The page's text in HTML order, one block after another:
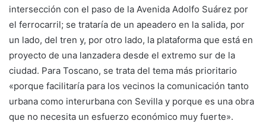
intersección con el paso de la Avenida Adolfo Suárez por
el ferrocarril; se trataría de un apeadero en la salida, por
un lado, del tren y, por otro lado, la plataforma que está en
proyecto de una lanzadera desde el extremo sur de la
ciudad. Para Toscano, se trata del tema más prioritario
«porque facilitaría para los vecinos la comunicación tanto
urbana como interurbana con Sevilla y porque es una obra
que no necesita un esfuerzo económico muy fuerte».